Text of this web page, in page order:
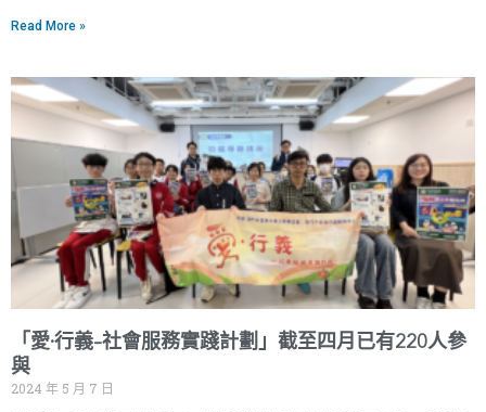
Read More »
「愛·行義–社會服務實踐計劃」截至四月已有220人參
與
2024 年 5 月 7 日